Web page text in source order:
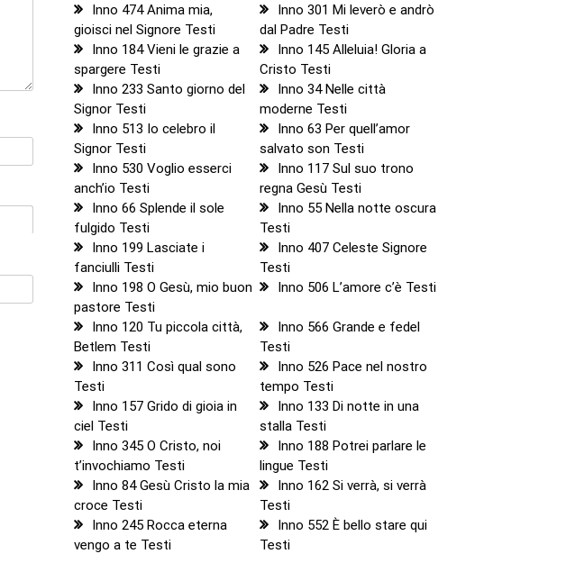
Inno 474 Anima mia,
gioisci nel Signore Testi
Inno 301 Mi leverò e andrò
dal Padre Testi
Inno 184 Vieni le grazie a
spargere Testi
Inno 145 Alleluia! Gloria a
Cristo Testi
Inno 233 Santo giorno del
Signor Testi
Inno 34 Nelle città
moderne Testi
Inno 513 Io celebro il
Signor Testi
Inno 63 Per quell’amor
salvato son Testi
Inno 530 Voglio esserci
anch’io Testi
Inno 117 Sul suo trono
regna Gesù Testi
Inno 66 Splende il sole
fulgido Testi
Inno 55 Nella notte oscura
Testi
Inno 199 Lasciate i
fanciulli Testi
Inno 407 Celeste Signore
Testi
Inno 198 O Gesù, mio buon
pastore Testi
Inno 506 L’amore c’è Testi
Inno 120 Tu piccola città,
Betlem Testi
Inno 566 Grande e fedel
Testi
Inno 311 Così qual sono
Testi
Inno 526 Pace nel nostro
tempo Testi
Inno 157 Grido di gioia in
ciel Testi
Inno 133 Di notte in una
stalla Testi
Inno 345 O Cristo, noi
t’invochiamo Testi
Inno 188 Potrei parlare le
lingue Testi
Inno 84 Gesù Cristo la mia
croce Testi
Inno 162 Si verrà, si verrà
Testi
Inno 245 Rocca eterna
vengo a te Testi
Inno 552 È bello stare qui
Testi